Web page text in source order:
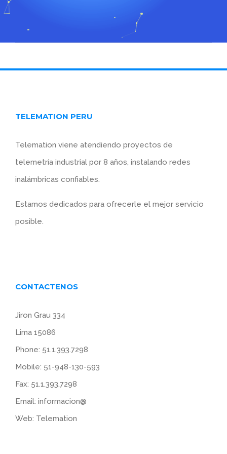
TELEMATION PERU
Telemation viene atendiendo proyectos de
telemetría industrial por 8 años, instalando redes
inalámbricas confiables.
Estamos dedicados para ofrecerle el mejor servicio
posible.
CONTACTENOS
Jiron Grau 334
Lima 15086
Phone: 51.1.393.7298
Mobile: 51-948-130-593
Fax: 51.1.393.7298
Email: informacion@
Web: Telemation